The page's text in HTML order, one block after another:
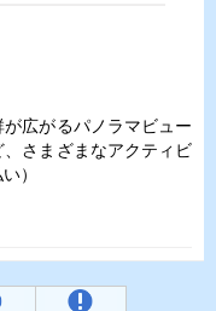
広がるパノラマビュー
さまざまなアクティビ
）